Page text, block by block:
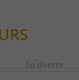
Se divertir